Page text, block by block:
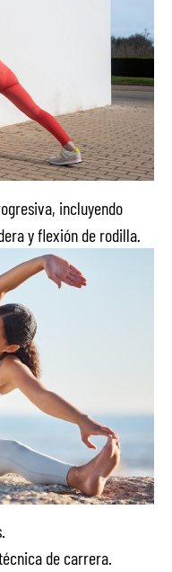
incluyendo
y flexión de rodilla.
de carrera.